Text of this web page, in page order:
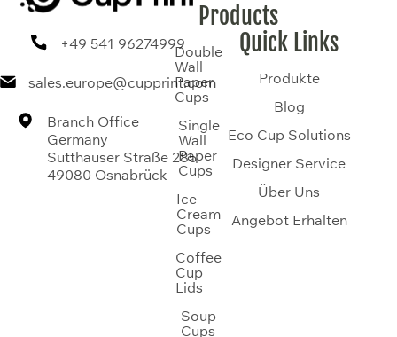
+49 541 96274999
sales.europe@cupprint.com
Branch Office
Germany
Sutthauser Straße 285
49080 Osnabrück
Products
Double
Wall
Paper
Cups
Single
Wall
Paper
Cups
Ice
Cream
Cups
Coffee
Cup
Lids
Soup
Cups
Quick Links
Produkte
Blog
Eco Cup Solutions
Designer Service
Über Uns
Angebot Erhalten